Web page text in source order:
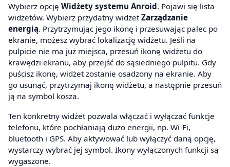
Wybierz opcję Widżety systemu Anroid. Pojawi się lista
widżetów. Wybierz przydatny widżet Zarządzanie
energią. Przytrzymując jego ikonę i przesuwając palec po
ekranie, możesz wybrać lokalizację widżetu. Jeśli na
pulpicie nie ma już miejsca, przesuń ikonę widżetu do
krawędzi ekranu, aby przejść do sąsiedniego pulpitu. Gdy
puścisz ikonę, widżet zostanie osadzony na ekranie. Aby
go usunąć, przytrzymaj ikonę widżetu, a następnie przesuń
ją na symbol kosza.
Ten konkretny widżet pozwala włączać i wyłączać funkcje
telefonu, które pochłaniają dużo energii, np. Wi-Fi,
bluetooth i GPS. Aby aktywować lub wyłączyć daną opcję,
wystarczy wybrać jej symbol. Ikony wyłączonych funkcji są
wygaszone.